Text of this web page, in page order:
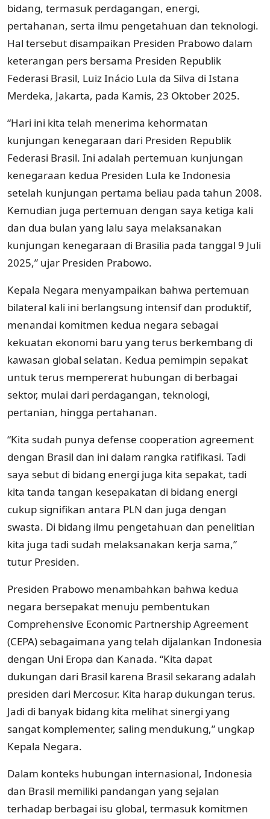
bidang, termasuk perdagangan, energi,
pertahanan, serta ilmu pengetahuan dan teknologi.
Hal tersebut disampaikan Presiden Prabowo dalam
keterangan pers bersama Presiden Republik
Federasi Brasil, Luiz Inácio Lula da Silva di Istana
Merdeka, Jakarta, pada Kamis, 23 Oktober 2025.
“Hari ini kita telah menerima kehormatan
kunjungan kenegaraan dari Presiden Republik
Federasi Brasil. Ini adalah pertemuan kunjungan
kenegaraan kedua Presiden Lula ke Indonesia
setelah kunjungan pertama beliau pada tahun 2008.
Kemudian juga pertemuan dengan saya ketiga kali
dan dua bulan yang lalu saya melaksanakan
kunjungan kenegaraan di Brasilia pada tanggal 9 Juli
2025,” ujar Presiden Prabowo.
Kepala Negara menyampaikan bahwa pertemuan
bilateral kali ini berlangsung intensif dan produktif,
menandai komitmen kedua negara sebagai
kekuatan ekonomi baru yang terus berkembang di
kawasan global selatan. Kedua pemimpin sepakat
untuk terus mempererat hubungan di berbagai
sektor, mulai dari perdagangan, teknologi,
pertanian, hingga pertahanan.
“Kita sudah punya defense cooperation agreement
dengan Brasil dan ini dalam rangka ratifikasi. Tadi
saya sebut di bidang energi juga kita sepakat, tadi
kita tanda tangan kesepakatan di bidang energi
cukup signifikan antara PLN dan juga dengan
swasta. Di bidang ilmu pengetahuan dan penelitian
kita juga tadi sudah melaksanakan kerja sama,”
tutur Presiden.
Presiden Prabowo menambahkan bahwa kedua
negara bersepakat menuju pembentukan
Comprehensive Economic Partnership Agreement
(CEPA) sebagaimana yang telah dijalankan Indonesia
dengan Uni Eropa dan Kanada. “Kita dapat
dukungan dari Brasil karena Brasil sekarang adalah
presiden dari Mercosur. Kita harap dukungan terus.
Jadi di banyak bidang kita melihat sinergi yang
sangat komplementer, saling mendukung,” ungkap
Kepala Negara.
Dalam konteks hubungan internasional, Indonesia
dan Brasil memiliki pandangan yang sejalan
terhadap berbagai isu global, termasuk komitmen